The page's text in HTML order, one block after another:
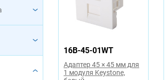
16B-45-01WT
Адаптер 45 × 45 мм для
1 модуля Keystone,